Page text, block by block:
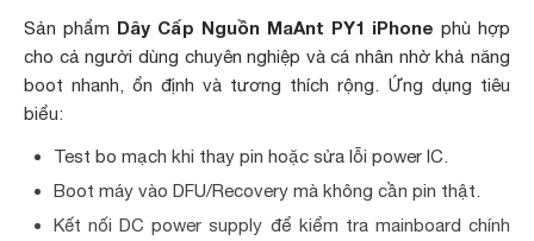
Sản phẩm Dây Cấp Nguồn MaAnt PY1 iPhone phù hợp
cho cả người dùng chuyên nghiệp và cá nhân nhờ khả năng
boot nhanh, ổn định và tương thích rộng. Ứng dụng tiêu
biểu:
Test bo mạch khi thay pin hoặc sửa lỗi power IC.
Boot máy vào DFU/Recovery mà không cần pin thật.
Kết nối DC power supply để kiểm tra mainboard chính